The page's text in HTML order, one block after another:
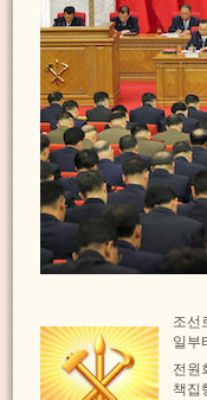
조선
일부
전원
책집